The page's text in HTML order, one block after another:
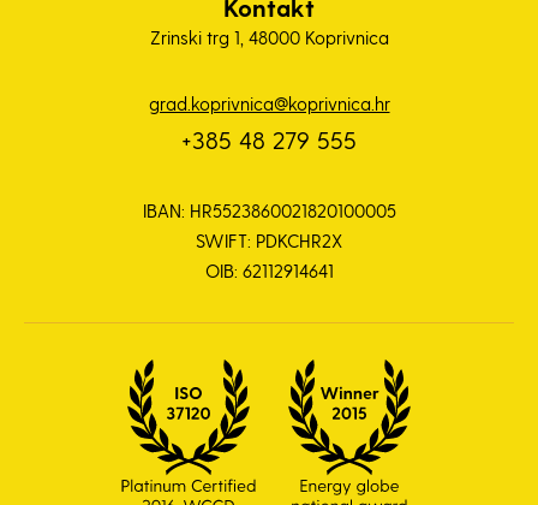
Kontakt
Zrinski trg 1, 48000 Koprivnica
grad.koprivnica@koprivnica.hr
+385 48 279 555
IBAN: HR5523860021820100005
SWIFT: PDKCHR2X
OIB: 62112914641